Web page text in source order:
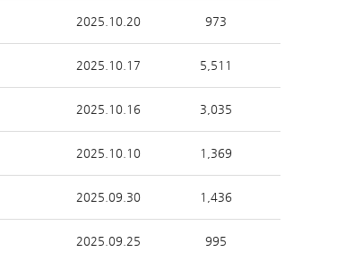
2025.10.20 973
2025.10.17 5,511
2025.10.16 3,035
2025.10.10 1,369
2025.09.30 1,436
2025.09.25 995